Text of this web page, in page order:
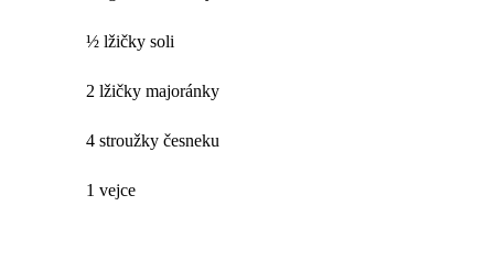
½ lžičky soli
2 lžičky majoránky
4 stroužky česneku
1 vejce